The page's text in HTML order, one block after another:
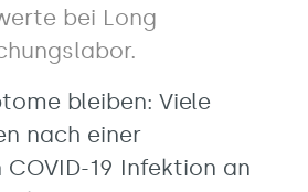
bei Long
bleiben: Viele
nach einer
19 Infektion an